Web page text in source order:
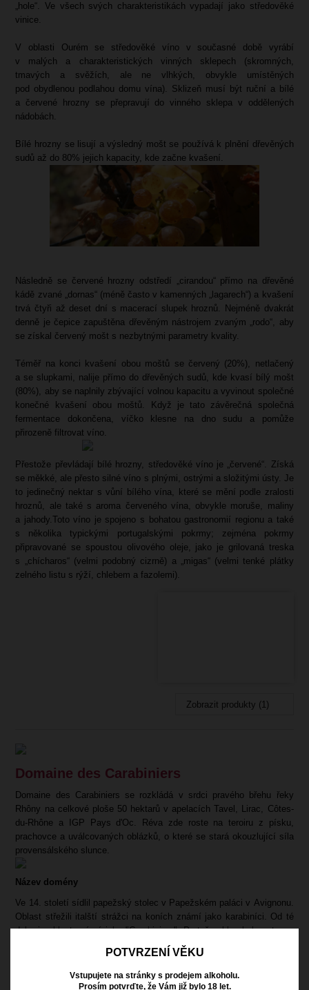
„hole“. Ve všech svých charakteristikách vypadají jako středověké
vinice.
V oblasti Ourém se středověké víno v současné době vyrábí
v malých a charakteristických vinných sklepech (skromných,
tmavých a svěžích, ale ne vlhkých, obvykle umístěných
pod obydlenou podlahou domu vína). Sklizeň musí být ruční a bílé
a červené hrozny se přepravují do vinného sklepa v oddělených
nádobách.
Bílé hrozny se lisují a výsledný mošt se používá k plnění dřevěných
sudů až do 80% jejich kapacity, kde začne kvašení.
Následně se červené hrozny odstředí „cirandou“ přímo na dřevěné
kádě zvané „dornas“ (méně často v kamenných „lagarech“) a kvašení
trvá čtyři až deset dní s macerací slupek hroznů. Nejméně dvakrát
denně je čepice zapuštěna dřevěným nástrojem zvaným „rodo“, aby
se získal červený mošt s nezbytnými parametry kvality.
Téměř na konci kvašení obou moštů se červený (20%), netlačený
a se slupkami, nalije přímo do dřevěných sudů, kde kvasí bílý mošt
(80%), aby se naplnily zbývající volnou kapacitu a vyvinout společné
konečné kvašení obou moštů. Když je tato závěrečná společná
fermentace dokončena, víčko klesne na dno sudu a pomůže
přirozeně filtrovat víno.
Přestože převládají bílé hrozny, středověké víno je „červené“. Získá
se měkké, ale přesto silné víno s plnými, ostrými a složitými ústy. Je
to jedinečný nektar s vůní bílého vína, které se mění podle zralosti
hroznů, ale také s aroma červeného vína, obvykle moruše, maliny
a jahody.Toto víno je spojeno s bohatou gastronomií regionu a také
s několika typickými portugalskými pokrmy; zejména pokrmy
připravované se spoustou olivového oleje, jako je grilovaná treska
s „chícharos“ (velmi podobný cizrně) a „migas“ (velmi tenké plátky
zelného listu s rýží, chlebem a fazolemi).
Zobrazit produkty (1)
Domaine des Carabiniers
Domaine des Carabiniers se rozkládá v srdci pravého břehu řeky
Rhôny na celkové ploše 50 hektarů v apelacích Tavel, Lirac, Côtes-
du-Rhône a IGP Pays d'Oc. Réva zde roste na teroiru z písku,
prachovce a uválcovaných oblázků, o které se stará okouzlující síla
provensálského slunce.
Název domény
Ve 14. století sídlil papežský stolec v Papežském paláci v Avignonu.
Oblast střežili italští strážci na koních známí jako karabiníci. Od té
doby je oblast známá jako "Carabiniers". Protože sklep byl postaven
na místě bývalé koňské stáje, kde karabiníci chovali své koně,
zachovala si rodina své jméno. Kůň se stal symbolem domény.
Původ rodiny Leperchois
POTVRZENÍ VĚKU
Vstupujete na stránky s prodejem alkoholu.
Prosím potvrďte, že Vám již bylo 18 let.